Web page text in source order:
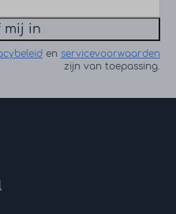
mij in
en servicevoorwaarden
zijn van toepassing.